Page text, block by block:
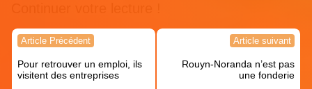
Navigation
l’article
Article Précédent
Pour retrouver un emploi, ils
visitent des entreprises
Article suivant
Rouyn-Noranda n’est pas
une fonderie